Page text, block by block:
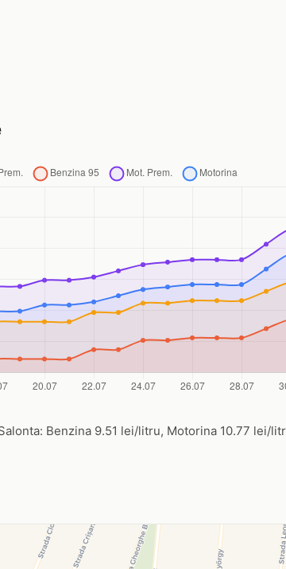
Benzina 9.51 lei/litru, Motorina 10.77 lei/